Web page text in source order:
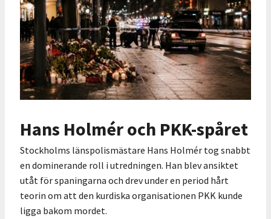
Hans Holmér och PKK-spåret
Stockholms länspolismästare Hans Holmér tog snabbt
en dominerande roll i utredningen. Han blev ansiktet
utåt för spaningarna och drev under en period hårt
teorin om att den kurdiska organisationen PKK kunde
ligga bakom mordet.